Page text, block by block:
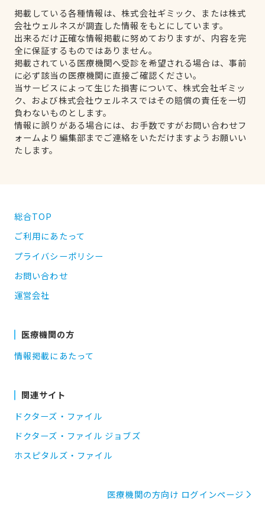
掲載している各種情報は、株式会社ギミック、または株式
会社ウェルネスが調査した情報をもとにしています。
出来るだけ正確な情報掲載に努めておりますが、内容を完
全に保証するものではありません。
掲載されている医療機関へ受診を希望される場合は、事前
に必ず該当の医療機関に直接ご確認ください。
当サービスによって生じた損害について、株式会社ギミッ
ク、および株式会社ウェルネスではその賠償の責任を一切
負わないものとします。
情報に誤りがある場合には、お手数ですがお問い合わせフ
ォームより編集部までご連絡をいただけますようお願いい
たします。
総合TOP
ご利用にあたって
プライバシーポリシー
お問い合わせ
運営会社
医療機関の方
情報掲載にあたって
関連サイト
ドクターズ・ファイル
ドクターズ・ファイル ジョブズ
ホスピタルズ・ファイル
医療機関の方向け ログインページ